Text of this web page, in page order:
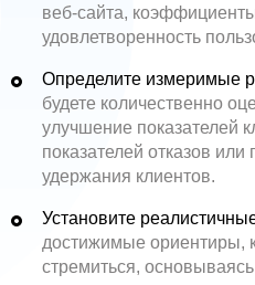
веб-сайта,
удовлетворенность
Определите измеримые
будете количественно
улучшение показателей
показателей отказов
удержания клиентов.
Установите
достижимые ориентиры,
стремиться,